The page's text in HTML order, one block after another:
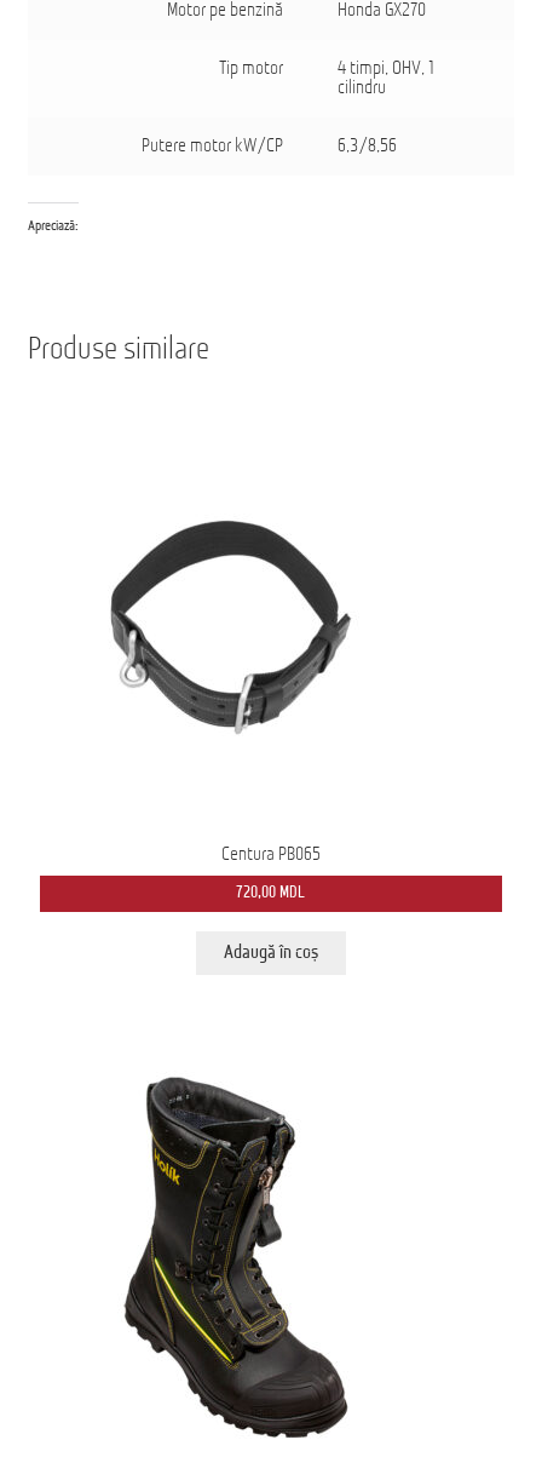
Motor pe benzină Honda GX270
Tip motor
4 timpi, OHV, 1
cilindru
Putere motor kW/CP 6,3/8,56
Apreciază:
Produse similare
Centura PB065
720,00MDL
Adaugă în coș